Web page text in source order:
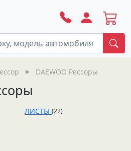
DAEWOO Рессоры
ЛИСТЫ (22)